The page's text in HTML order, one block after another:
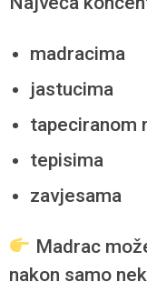
madracima
jastucima
tapeciranom
tepisima
zavjesama
Madrac
nakon samo